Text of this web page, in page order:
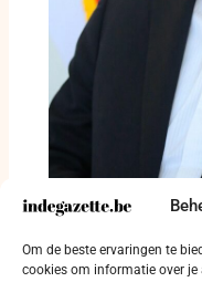
Om de beste ervaringen te
cookies om informatie over
Mohammad
langdurige